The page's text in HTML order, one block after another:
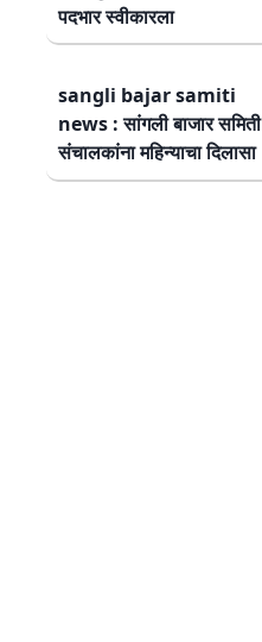
पदभार स्वीकारला
sangli bajar samiti
news : सांगली बाजार समिती
संचालकांना महिन्याचा दिलासा